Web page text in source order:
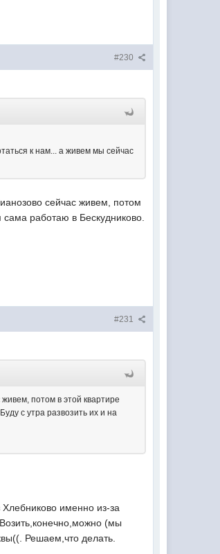
#230
к нам... а живем мы сейчас
сейчас живем, потом
сама работаю в Бескудниково.
#231
потом в этой квартире
с утра развозить их и на
именно из-за
(мы
Решаем,что делать.